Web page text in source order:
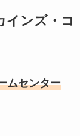
インズ・コ
ムセンター